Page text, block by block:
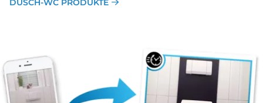
DUSCH-WC PRODUKTE